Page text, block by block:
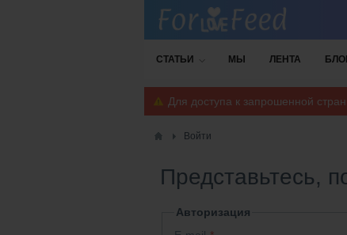
СТАТЬИ МЫ ЛЕНТА
Для доступа к запрошенной
Войти
Представьтесь,
Авторизация